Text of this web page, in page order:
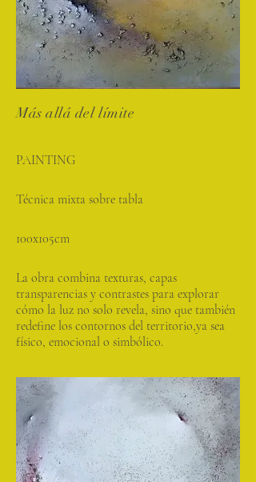
Más allá del límite
PAINTING
Técnica mixta sobre tabla
100x105cm
La obra combina texturas, capas
transparencias y contrastes para explorar
cómo la luz no solo revela, sino que también
redefine los contornos del territorio,ya sea
físico, emocional o simbólico.